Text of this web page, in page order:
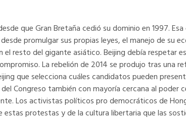
que Gran Bretaña cedió su dominio en 1997.
promulgar sus propias leyes, el manejo de su
resto del gigante asiático. Beijing debía respetar
La rebelión de 2014 se produjo tras una
que selecciona cuáles candidatos pueden
Congreso también con mayoría cercana al poder
Los activistas políticos pro democráticos de
estas protestas y de la cultura libertaria que las